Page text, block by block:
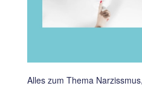
Alles zum Thema